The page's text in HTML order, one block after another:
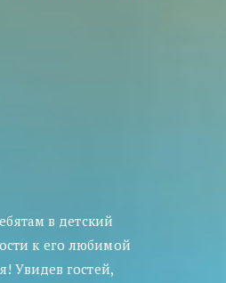
в детский
к его любимой
Увидев гостей,